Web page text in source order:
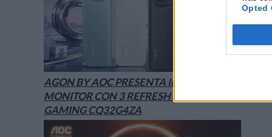
Opted
AGON BY AOC PRESENTA IL NUOVO
MONITOR CON 3 REFRESH RATE: ECCO IL
GAMING CQ32G4ZA